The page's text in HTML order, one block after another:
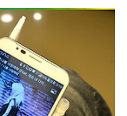
모토로라 제품이였는 데 귀마개식이
제품과는 달랐어요. 귀에 완전히 밀
다. 그리고 제품을 사용하다 보니 블루
이 탑재되어 있네요. 실제로 지인이
데 GHB-S500 블루투스 헤드셋이 진